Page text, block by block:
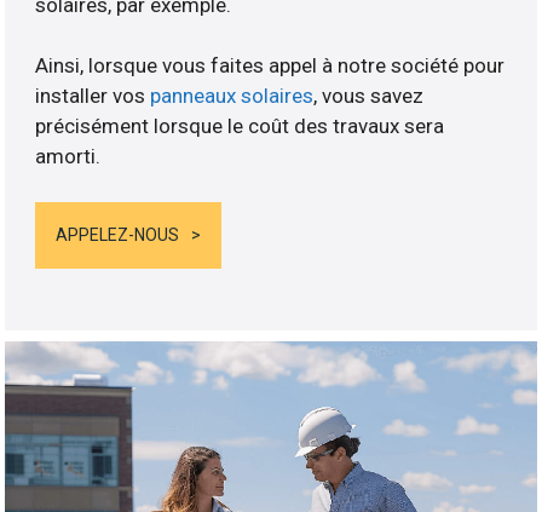
Ainsi, lorsque vous faites appel à notre société pour
installer vos panneaux solaires, vous savez
précisément lorsque le coût des travaux sera
amorti.
APPELEZ-NOUS